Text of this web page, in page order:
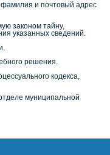
и почтовый адрес
законом тайну,
указанных сведений.
решения.
кодекса,
муниципальной